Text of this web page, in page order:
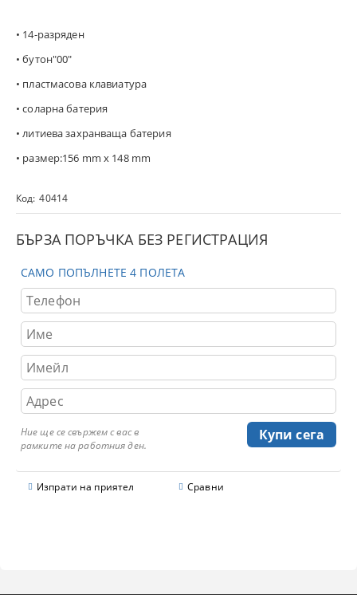
• 14-разряден
• бутон"00"
• пластмасова клавиатура
• соларна батерия
• литиева захранваща батерия
• размер:156 mm х 148 mm
Код: 40414
БЪРЗА ПОРЪЧКА БЕЗ РЕГИСТРАЦИЯ
САМО ПОПЪЛНЕТЕ 4 ПОЛЕТА
Ние ще се свържем с вас в
рамките на работния ден.
Изпрати на приятел Сравни